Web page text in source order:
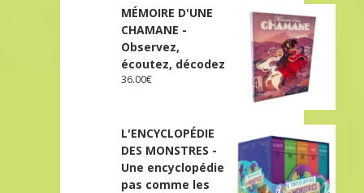
MÉMOIRE D'UNE
CHAMANE -
Observez,
écoutez, décodez
36.00€
L'ENCYCLOPÉDIE
DES MONSTRES -
Une encyclopédie
pas comme les